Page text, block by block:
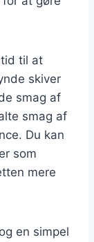
til at
skiver
smag af
smag af
Du kan
som
mere
en simpel